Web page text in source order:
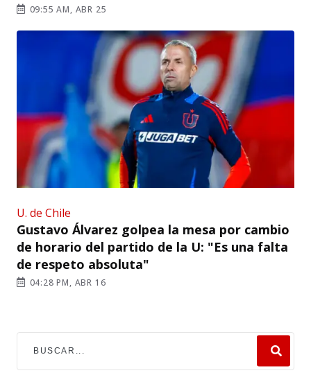
09:55 AM, ABR 25
U. de Chile
Gustavo Álvarez golpea la mesa por cambio
de horario del partido de la U: "Es una falta
de respeto absoluta"
04:28 PM, ABR 16